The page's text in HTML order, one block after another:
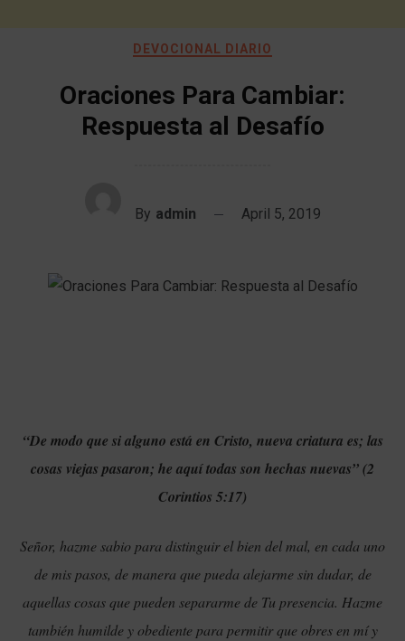
DEVOCIONAL DIARIO
Oraciones Para Cambiar:
Respuesta al Desafío
By admin April 5, 2019
“De modo que si alguno está en Cristo, nueva criatura es; las
cosas viejas pasaron; he aquí todas son hechas nuevas” (2
Corintios 5:17)
Señor, hazme sabio para distinguir el bien del mal, en cada uno
de mis pasos, de manera que pueda alejarme sin dudar, de
aquellas cosas que pueden separarme de Tu presencia. Hazme
también humilde y obediente para permitir que obres en mí y